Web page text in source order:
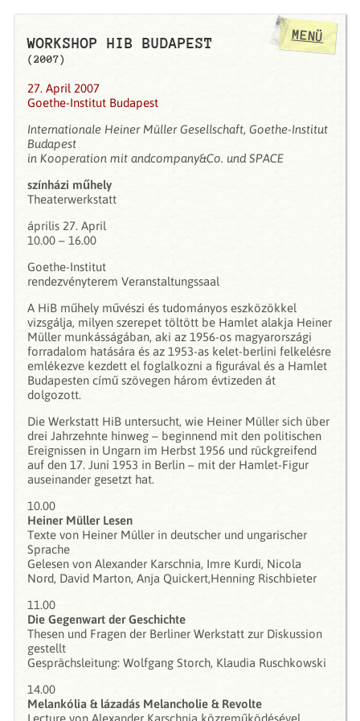
WORKSHOP HIB BUDAPEST
(2007)
27. April 2007
Goethe-Institut Budapest
Internationale Heiner Müller Gesellschaft, Goethe-Institut
Budapest
in Kooperation mit andcompany&Co. und SPACE
színházi műhely
Theaterwerkstatt
április 27. April
10.00 – 16.00
Goethe-Institut
rendezvényterem Veranstaltungssaal
A HiB műhely művészi és tudományos eszközökkel
vizsgálja, milyen szerepet töltött be Hamlet alakja Heiner
Müller munkásságában, aki az 1956-os magyarországi
forradalom hatására és az 1953-as kelet-berlini felkelésre
emlékezve kezdett el foglalkozni a figurával és a Hamlet
Budapesten című szövegen három évtizeden át
dolgozott.
Die Werkstatt HiB untersucht, wie Heiner Müller sich über
drei Jahrzehnte hinweg – beginnend mit den politischen
Ereignissen in Ungarn im Herbst 1956 und rückgreifend
auf den 17. Juni 1953 in Berlin – mit der Hamlet-Figur
auseinander gesetzt hat.
10.00
Heiner Müller Lesen
Texte von Heiner Müller in deutscher und ungarischer
Sprache
Gelesen von Alexander Karschnia, Imre Kurdi, Nicola
Nord, David Marton, Anja Quickert,Henning Rischbieter
11.00
Die Gegenwart der Geschichte
Thesen und Fragen der Berliner Werkstatt zur Diskussion
gestellt
Gesprächsleitung: Wolfgang Storch, Klaudia Ruschkowski
14.00
Melankólia & lázadás Melancholie & Revolte
Lecture von Alexander Karschnia közreműködésével
MENÜ